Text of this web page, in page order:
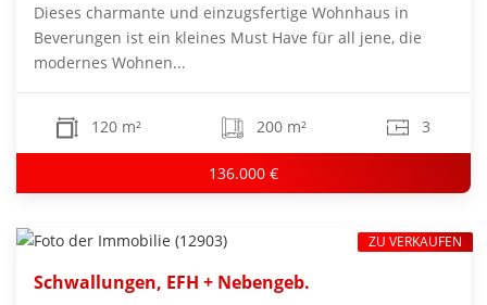
Dieses charmante und einzugsfertige Wohnhaus in
Beverungen ist ein kleines Must Have für all jene, die
modernes Wohnen...
120 m² 200 m² 3
136.000 €
Schwallungen, EFH + Nebengeb.
ZU VERKAUFEN